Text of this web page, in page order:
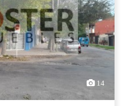
14